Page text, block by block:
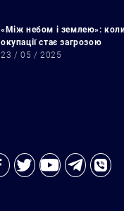
«Між небом і землею»:
окупації стає загрозою
23 / 05 / 2025